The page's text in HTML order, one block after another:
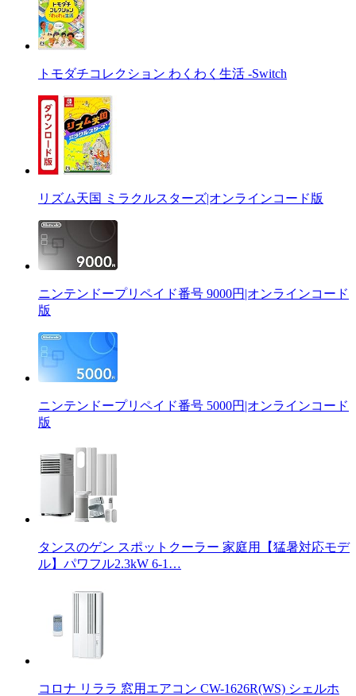
トモダチコレクション わくわく生活 -Switch
リズム天国 ミラクルスターズ|オンラインコード版
ニンテンドープリペイド番号 9000円|オンラインコード
版
ニンテンドープリペイド番号 5000円|オンラインコード
版
タンスのゲン スポットクーラー 家庭用【猛暑対応モデ
ル】パワフル2.3kW 6-1…
コロナ リララ 窓用エアコン CW-1626R(WS) シェルホ